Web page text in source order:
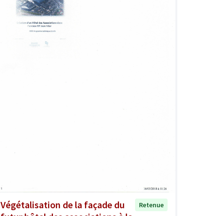
Végétalisation de la façade du
Retenue